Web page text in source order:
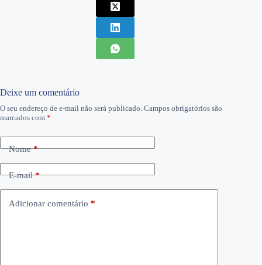
Deixe um comentário
O seu endereço de e-mail não será publicado. Campos obrigatórios são
marcados com *
Nome*
E-mail*
Adicionar comentário *